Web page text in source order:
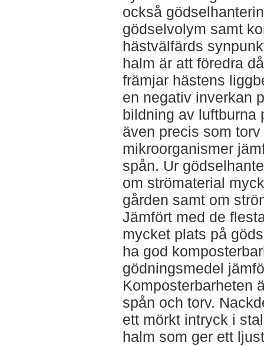
också
gödselvolym samt
hästvälfärds
halm är att föredra
främjar hästens
en negativ inverkan
bildning av luftburna
även precis som
mikroorganismer
spån. Ur
om strömaterial
gården samt om
Jämfört med de
mycket plats på
ha god
gödningsmedel
Komposterbarheten
spån och torv.
ett mörkt intryck i
halm som ger ett